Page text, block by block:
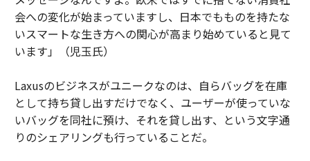
会への変化が始まっていますし、日本でもものを持たな
いスマートな生き方への関心が高まり始めていると見て
います」（児玉氏）
Laxusのビジネスがユニークなのは、自らバッグを在庫
として持ち貸し出すだけでなく、ユーザーが使っていな
いバッグを同社に預け、それを貸し出す、という文字通
りのシェアリングも行っていることだ。